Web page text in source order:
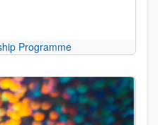
Programme